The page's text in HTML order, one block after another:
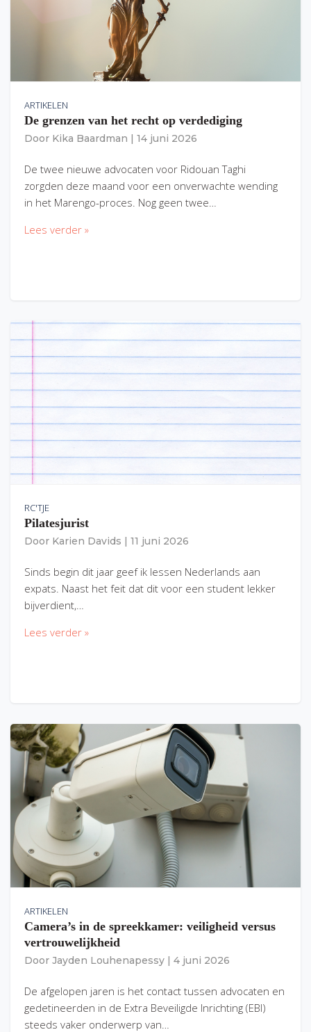
ARTIKELEN
De grenzen van het recht op verdediging
Door Kika Baardman 14 juni 2026
De twee nieuwe advocaten voor Ridouan Taghi
zorgden deze maand voor een onverwachte wending
in het Marengo-proces. Nog geen twee…
Lees verder »
RC'TJE
Pilatesjurist
Door Karien Davids 11 juni 2026
Sinds begin dit jaar geef ik lessen Nederlands aan
expats. Naast het feit dat dit voor een student lekker
bijverdient,…
Lees verder »
ARTIKELEN
Camera’s in de spreekkamer: veiligheid versus
vertrouwelijkheid
Door Jayden Louhenapessy 4 juni 2026
De afgelopen jaren is het contact tussen advocaten en
gedetineerden in de Extra Beveiligde Inrichting (EBI)
steeds vaker onderwerp van…